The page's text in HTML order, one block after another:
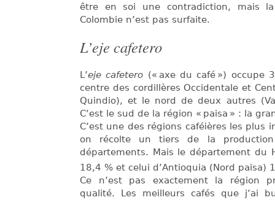
être en soi une contradiction, mais
Colombie n’est pas surfaite.
L’eje cafetero
L’eje cafetero (« axe du café ») occupe
centre des cordillères Occidentale et
Quindio), et le nord de deux autres
C’est le sud de la région « paisa » : la
C’est une des régions caféières les plus
on récolte un tiers de la
départements. Mais le département du
18,4 % et celui d’Antioquia (Nord paisa)
Ce n’est pas exactement la région
qualité. Les meilleurs cafés que j’ai